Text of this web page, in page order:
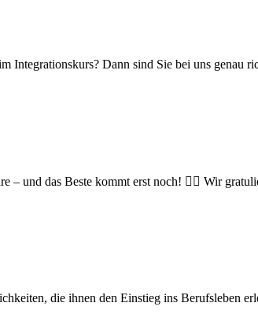
Integrationskurs? Dann sind Sie bei uns genau
– und das Beste kommt erst noch! 👯‍♀️ Wir
die ihnen den Einstieg ins Berufsleben